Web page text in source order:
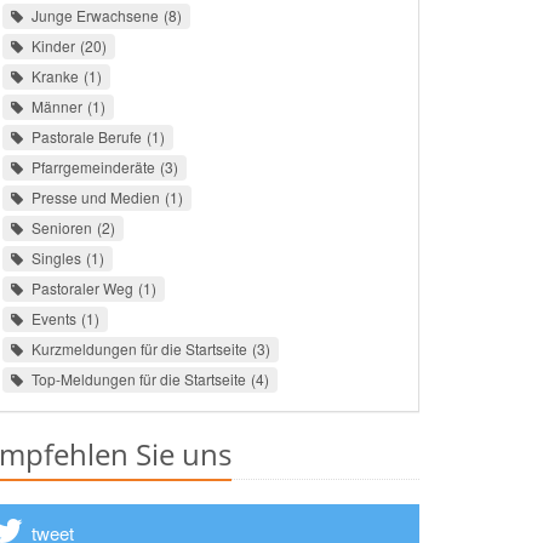
Junge Erwachsene 8
Kinder 20
Kranke 1
Männer 1
Pastorale Berufe 1
Pfarrgemeinderäte 3
Presse und Medien 1
Senioren 2
Singles 1
Pastoraler Weg 1
Events 1
Kurzmeldungen für die Startseite 3
Top-Meldungen für die Startseite 4
Sie uns
tweet